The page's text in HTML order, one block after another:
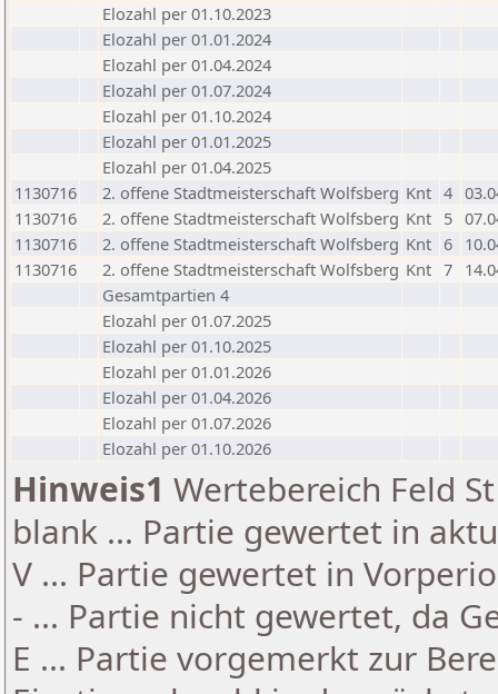
Elozahl per 01.10.2023
Elozahl per 01.01.2024
Elozahl per 01.04.2024
Elozahl per 01.07.2024
Elozahl per 01.10.2024
Elozahl per 01.01.2025
Elozahl per 01.04.2025
1130716
2. offene Stadtmeisterschaft Wolfsberg Knt 4
1130716
2. offene Stadtmeisterschaft Wolfsberg Knt 5
1130716
2. offene Stadtmeisterschaft Wolfsberg Knt 6
1130716
2. offene Stadtmeisterschaft Wolfsberg Knt 7
Gesamtpartien 4
Elozahl per 01.07.2025
Elozahl per 01.10.2025
Elozahl per 01.01.2026
Elozahl per 01.04.2026
Elozahl per 01.07.2026
Elozahl per 01.10.2026
Hinweis1 Wertebereich Feld
blank ... Partie gewertet in
V ... Partie gewertet in
- ... Partie nicht gewertet, da
E ... Partie vorgemerkt zur